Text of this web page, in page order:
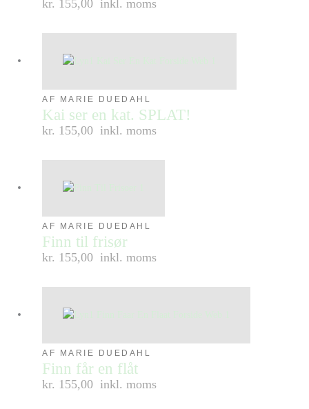
kr. 155,00 inkl. moms
AF MARIE DUEDAHL
Kai ser en kat. SPLAT!
kr. 155,00 inkl. moms
AF MARIE DUEDAHL
Finn til frisør
kr. 155,00 inkl. moms
AF MARIE DUEDAHL
Finn får en flåt
kr. 155,00 inkl. moms